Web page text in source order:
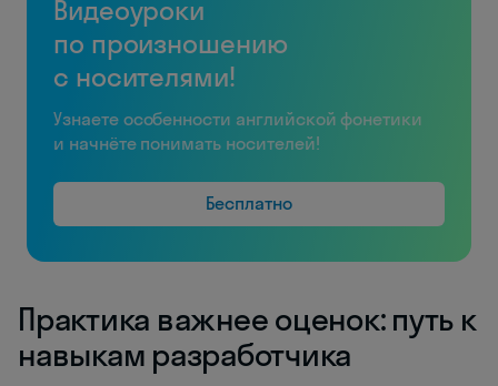
Видеоуроки
по произношению
с носителями!
Узнаете особенности английской фонетики
и начнёте понимать носителей!
Бесплатно
Практика важнее оценок: путь к
навыкам разработчика